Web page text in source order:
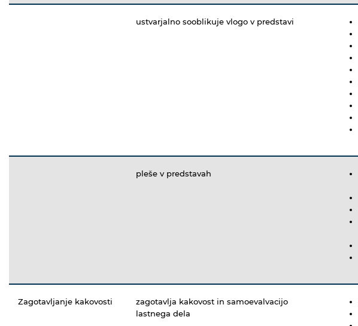
ustvarjalno sooblikuje vlogo v predstavi
pleše v predstavah
Zagotavljanje kakovosti
zagotavlja kakovost in samoevalvacijo
lastnega dela